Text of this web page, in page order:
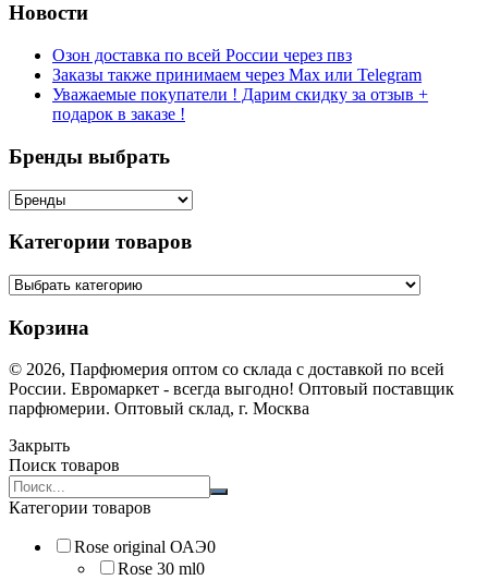
Новости
Озон доставка по всей России через пвз
Заказы также принимаем через Max или Telegram
Уважаемые покупатели ! Дарим скидку за отзыв +
подарок в заказе !
Бренды выбрать
Категории товаров
Корзина
© 2026, Парфюмерия оптом со склада с доставкой по всей
России. Евромаркет - всегда выгодно! Оптовый поставщик
парфюмерии. Оптовый склад, г. Москва
Закрыть
Поиск товаров
Search
products:
Категории товаров
Rose original ОАЭ0
Rose 30 ml0